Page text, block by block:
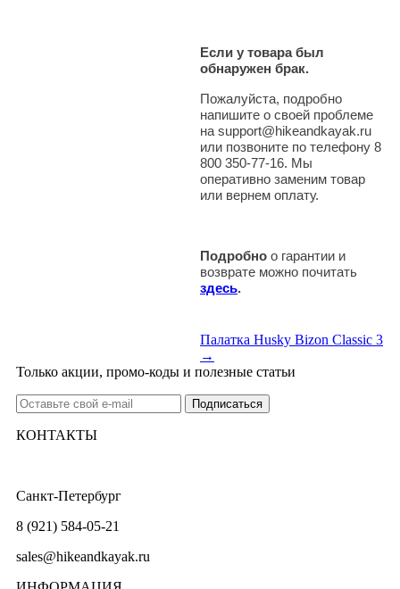
Если у товара был
обнаружен брак.
Пожалуйста, подробно
напишите о своей проблеме
на support@hikeandkayak.ru
или позвоните по телефону 8
800 350-77-16. Мы
оперативно заменим товар
или вернем оплату.
Подробно о гарантии и
возврате можно почитать
здесь.
Палатка Husky Bizon Classic 3
→
Только акции, промо-коды и полезные статьи
КОНТАКТЫ
Санкт-Петербург
8 (921) 584-05-21
sales@hikeandkayak.ru